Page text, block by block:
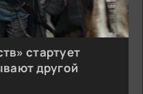
стартует
другой